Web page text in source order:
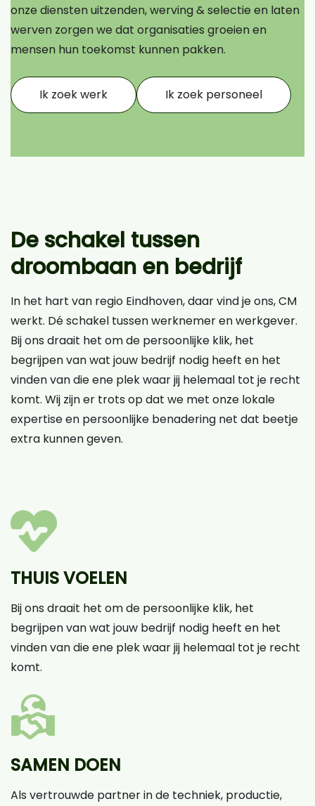
onze diensten uitzenden, werving & selectie en laten
werven zorgen we dat organisaties groeien en
mensen hun toekomst kunnen pakken.
Ik zoek werk Ik zoek personeel
De schakel tussen
droombaan en bedrijf
In het hart van regio Eindhoven, daar vind je ons, CM
werkt. Dé schakel tussen werknemer en werkgever.
Bij ons draait het om de persoonlijke klik, het
begrijpen van wat jouw bedrijf nodig heeft en het
vinden van die ene plek waar jij helemaal tot je recht
komt. Wij zijn er trots op dat we met onze lokale
expertise en persoonlijke benadering net dat beetje
extra kunnen geven.
THUIS VOELEN
Bij ons draait het om de persoonlijke klik, het
begrijpen van wat jouw bedrijf nodig heeft en het
vinden van die ene plek waar jij helemaal tot je recht
komt.
SAMEN DOEN
Als vertrouwde partner in de techniek, productie,